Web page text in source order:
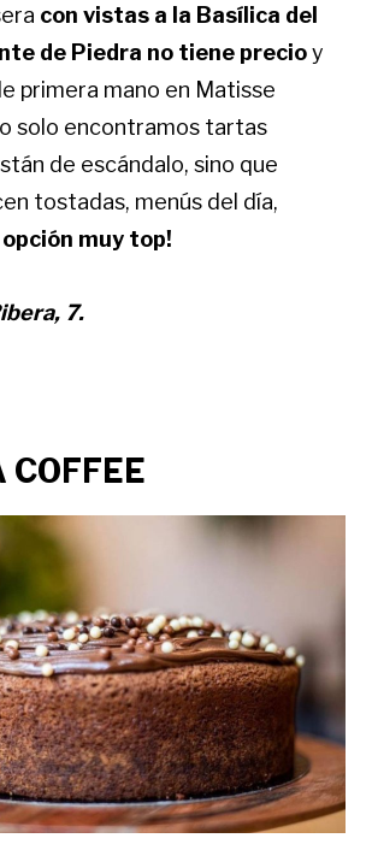
con vistas a la Basílica del
de Piedra no tiene precioy
primera mano en Matisse
solo encontramos tartas
de escándalo, sino que
tostadas, menús del día,
opción muy top!
7.
COFFEE